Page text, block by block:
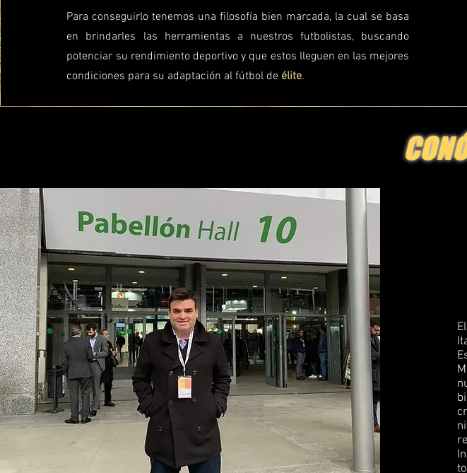
Para conseguirlo tenemos una filosofía bien marcada, la cual se basa
en brindarles las herramientas a nuestros futbolistas, buscando
potenciar su rendimiento deportivo y que estos lleguen en las mejores
condiciones para su adaptación al fútbol de élite.